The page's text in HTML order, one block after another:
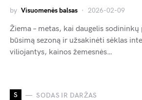
by Visuomenės balsas 2026-02-09
Žiema – metas, kai daugelis
būsimą sezoną ir užsakinėti sėklas
viliojantys, kainos žemesnės…
S SODAS IR DARŽAS